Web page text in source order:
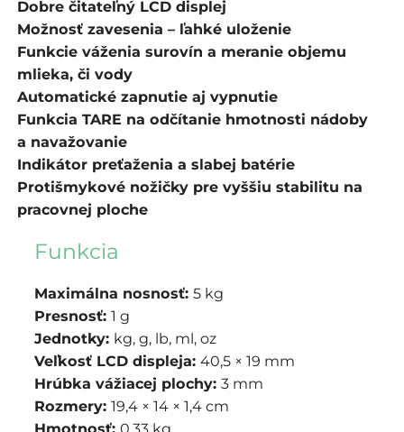
Dobre čitateľný LCD displej
Možnosť zavesenia – ľahké uloženie
Funkcie váženia surovín a meranie objemu
mlieka, či vody
Automatické zapnutie aj vypnutie
Funkcia TARE na odčítanie hmotnosti nádoby
a navažovanie
Indikátor preťaženia a slabej batérie
Protišmykové nožičky pre vyššiu stabilitu na
pracovnej ploche
Funkcia
Maximálna nosnosť: 5 kg
Presnosť: 1 g
Jednotky: kg, g, lb, ml, oz
Veľkosť LCD displeja: 40,5 × 19 mm
Hrúbka vážiacej plochy: 3 mm
Rozmery: 19,4 × 14 × 1,4 cm
Hmotnosť: 0,33 kg